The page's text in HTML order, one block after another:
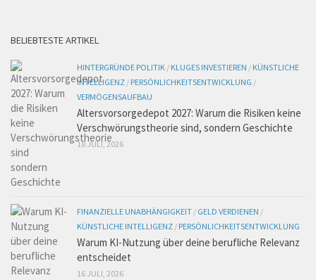
BELIEBTESTE ARTIKEL
HINTERGRÜNDE POLITIK / KLUGES INVESTIEREN / KÜNSTLICHE
INTELLIGENZ / PERSÖNLICHKEITSENTWICKLUNG /
VERMÖGENSAUFBAU
Altersvorsorgedepot 2027: Warum die Risiken keine
Verschwörungstheorie sind, sondern Geschichte
18 JULI, 2026
FINANZIELLE UNABHÄNGIGKEIT / GELD VERDIENEN /
KÜNSTLICHE INTELLIGENZ / PERSÖNLICHKEITSENTWICKLUNG
Warum KI-Nutzung über deine berufliche Relevanz
entscheidet
16 JULI, 2026